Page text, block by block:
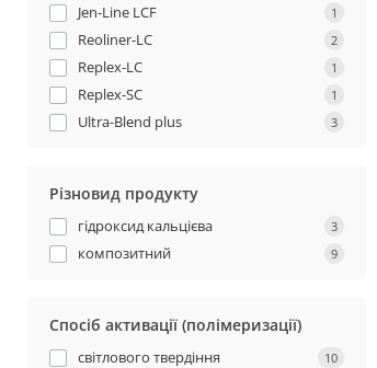
Jen-Line LCF 1
Reoliner-LC 2
Replex-LC 1
Replex-SC 1
Ultra-Blend plus 3
Різновид продукту
гідроксид кальцієва 3
композитний 9
Спосіб активації (полімеризації)
світлового твердіння 10